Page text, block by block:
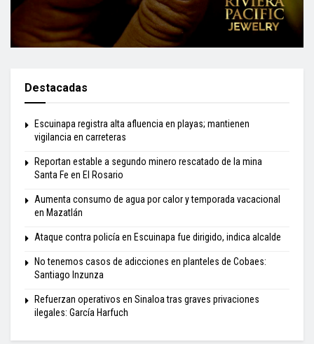
Destacadas
Escuinapa registra alta afluencia en playas; mantienen
vigilancia en carreteras
Reportan estable a segundo minero rescatado de la mina
Santa Fe en El Rosario
Aumenta consumo de agua por calor y temporada vacacional
en Mazatlán
Ataque contra policía en Escuinapa fue dirigido, indica alcalde
No tenemos casos de adicciones en planteles de Cobaes:
Santiago Inzunza
Refuerzan operativos en Sinaloa tras graves privaciones
ilegales: García Harfuch